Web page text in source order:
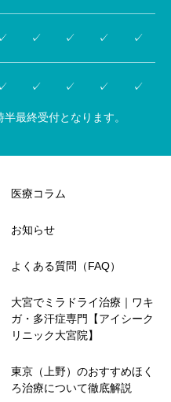
✓ ✓ ✓ ✓ ✓
✓ ✓ ✓ ✓ ✓
最終受付となります。
医療コラム
お知らせ
よくある質問（FAQ）
大宮でミラドライ治療｜ワキ
ガ・多汗症専門【アイシーク
リニック大宮院】
東京（上野）のおすすめほく
ろ治療について徹底解説